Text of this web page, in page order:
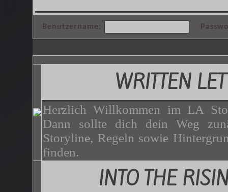
Benutzername:
WRITTEN
Herzlich Willkommen im LA
Dann sollte dich dein Weg
Storyline, Regeln sowie
finden.
INTO THE